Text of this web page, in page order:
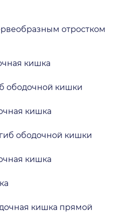
отростком
кишка
ободочной кишки
кишка
ободочной кишки
кишка
кишка прямой